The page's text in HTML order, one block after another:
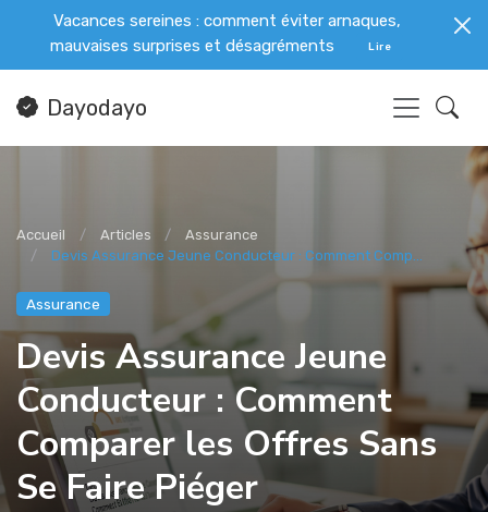
Vacances sereines : comment éviter arnaques,
mauvaises surprises et désagréments
Lire
Dayodayo
Accueil Articles
Assurance
Devis Assurance Jeune Conducteur : Comment Comp...
Assurance
Devis Assurance Jeune
Conducteur : Comment
Comparer les Offres Sans
Se Faire Piéger